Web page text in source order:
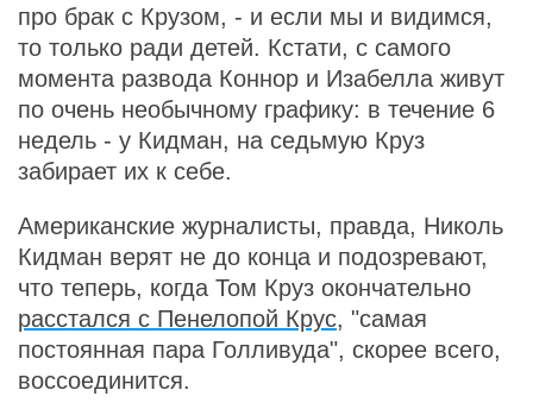
про брак с Крузом, - и если мы и видимся,
то только ради детей. Кстати, с самого
момента развода Коннор и Изабелла живут
по очень необычному графику: в течение 6
недель - у Кидман, на седьмую Круз
забирает их к себе.
Американские журналисты, правда, Николь
Кидман верят не до конца и подозревают,
что теперь, когда Том Круз окончательно
расстался с Пенелопой Крус, "самая
постоянная пара Голливуда", скорее всего,
воссоединится.